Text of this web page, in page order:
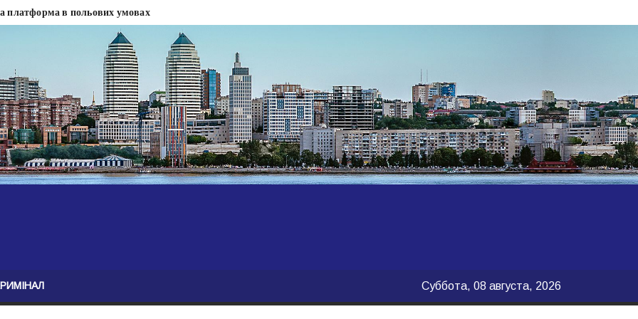
платформа в польових умовах
міськради Дніпра — ЗМІ
нелегального бізнесу, збагатився під час війни — ЗМІ
записали звернення про ситуацію на фронті
Безугла закликає валити Сирського
моду
керівництва армії
Суббота, 08 августа, 2026